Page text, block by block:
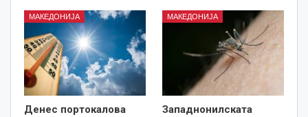
МАКЕДОНИЈА
Денес портокалова
МАКЕДОНИЈА
Западнонилската